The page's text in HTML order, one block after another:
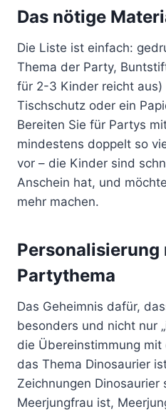
Das nötige
Die Liste ist einfach:
Thema der Party,
für 2-3 Kinder reicht aus)
Tischschutz oder ein
Bereiten Sie für Partys
mindestens doppelt so
vor – die Kinder sind
Anschein hat, und
mehr machen.
Personalisierung
Partythema
Das Geheimnis dafür,
besonders und nicht nur
die Übereinstimmung
das Thema Dinosaurier
Zeichnungen Dinosaurier
Meerjungfrau ist,